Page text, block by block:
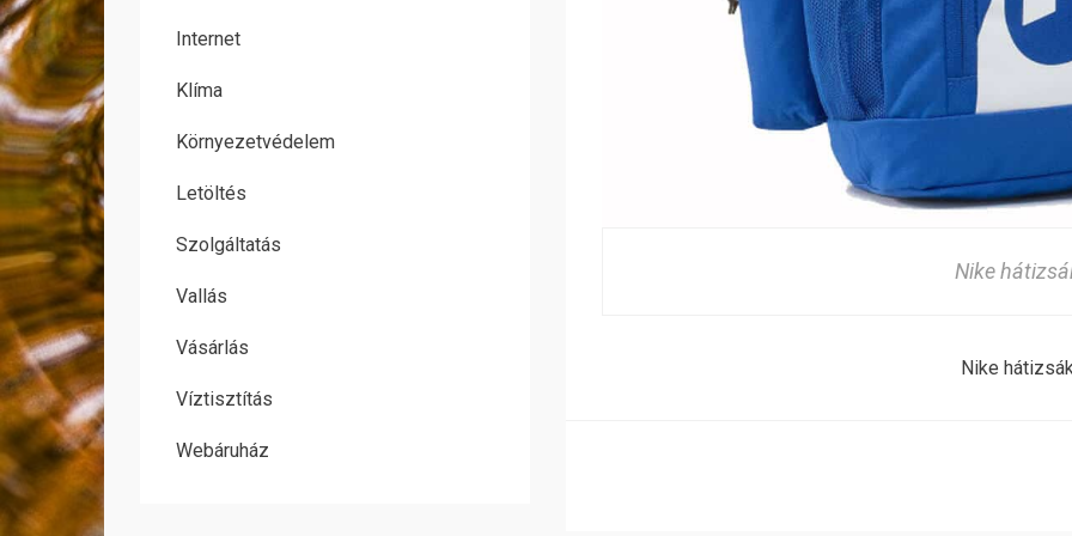
Nike
Nike
Internet
Klíma
Környezetvédelem
Letöltés
Szolgáltatás
Vallás
Vásárlás
Víztisztítás
Webáruház